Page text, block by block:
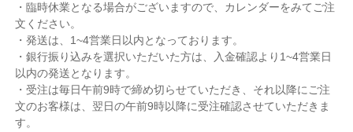
・臨時休業となる場合がございますので、カレンダーをみてご注
文ください。
・発送は、1~4営業日以内となっております。
・銀行振り込みを選択いただいた方は、入金確認より1~4営業日
以内の発送となります。
・受注は毎日午前9時で締め切らせていただき、それ以降にご注
文のお客様は、翌日の午前9時以降に受注確認させていただきま
す。